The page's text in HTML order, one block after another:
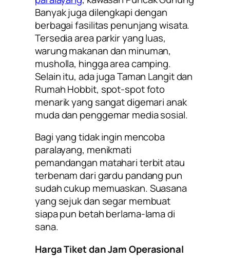
Banyak juga dilengkapi dengan
berbagai fasilitas penunjang wisata.
Tersedia area parkir yang luas,
warung makanan dan minuman,
musholla, hingga area camping.
Selain itu, ada juga Taman Langit dan
Rumah Hobbit, spot-spot foto
menarik yang sangat digemari anak
muda dan penggemar media sosial.
Bagi yang tidak ingin mencoba
paralayang, menikmati
pemandangan matahari terbit atau
terbenam dari gardu pandang pun
sudah cukup memuaskan. Suasana
yang sejuk dan segar membuat
siapa pun betah berlama-lama di
sana.
Harga Tiket dan Jam Operasional